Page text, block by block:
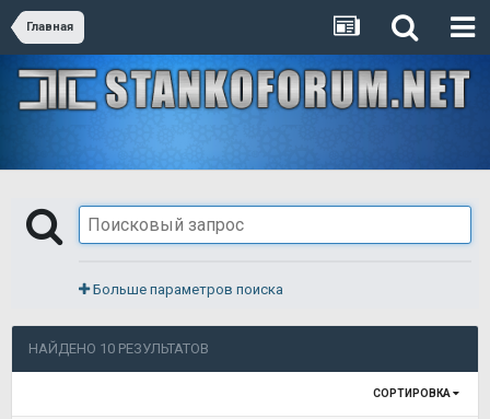
Главная
Больше параметров поиска
НАЙДЕНО 10 РЕЗУЛЬТАТОВ
СОРТИРОВКА